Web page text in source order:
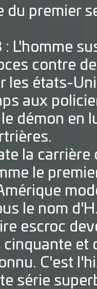
du premier
: L'homme
contre
les états-
aux
démon en
la
le
le nom
escroc
cinquante et
C'est
série